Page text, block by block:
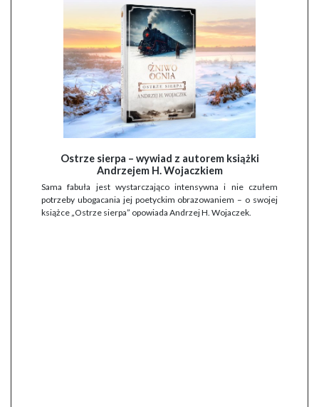
Ostrze sierpa – wywiad z autorem książki
Andrzejem H. Wojaczkiem
Sama fabuła jest wystarczająco intensywna i nie czułem
potrzeby ubogacania jej poetyckim obrazowaniem – o swojej
książce „Ostrze sierpa” opowiada Andrzej H. Wojaczek.